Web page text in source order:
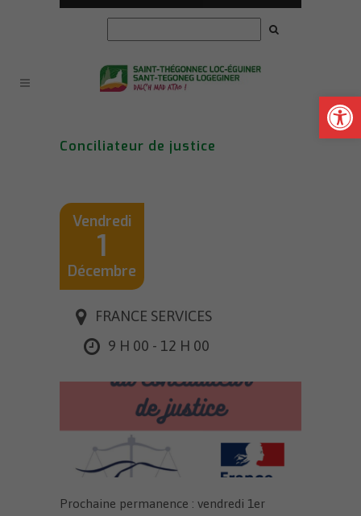
Ouvrir
Conciliateur de justice
Vendredi
1
Décembre
FRANCE SERVICES
9 H 00 - 12 H 00
Prochaine permanence : vendredi 1er